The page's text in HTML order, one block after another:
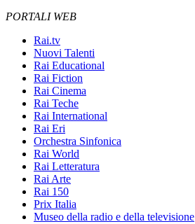
PORTALI WEB
Rai.tv
Nuovi Talenti
Rai Educational
Rai Fiction
Rai Cinema
Rai Teche
Rai International
Rai Eri
Orchestra Sinfonica
Rai World
Rai Letteratura
Rai Arte
Rai 150
Prix Italia
Museo della radio e della televisione